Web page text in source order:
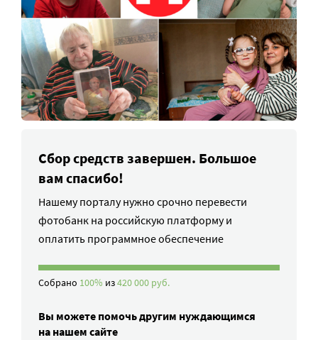
Сбор средств завершен. Большое
вам спасибо!
Нашему порталу нужно срочно перевести
фотобанк на российскую платформу и
оплатить программное обеспечение
Собрано 100% из420 000 руб.
Вы можете помочь другим нуждающимся
на нашем сайте